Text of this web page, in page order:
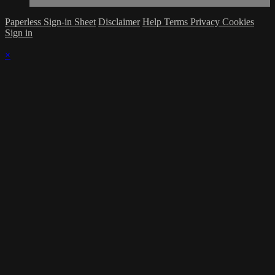
Paperless Sign-in Sheet Disclaimer Help Terms Privacy Cookies
Sign in
×